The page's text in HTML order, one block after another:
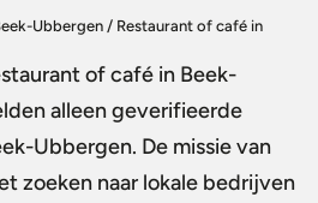
Ubbergen/ Restaurant of café in
of café in Beek-
alleen geverifieerde
Ubbergen. De missie van
zoeken naar lokale bedrijven